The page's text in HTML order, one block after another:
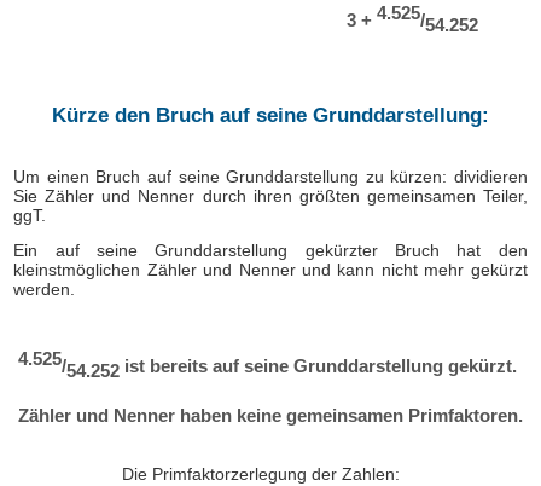
3 + 4.525/54.252
Kürze den Bruch auf seine Grunddarstellung:
Um einen Bruch auf seine Grunddarstellung zu kürzen: dividieren
Sie Zähler und Nenner durch ihren größten gemeinsamen Teiler,
ggT.
Ein auf seine Grunddarstellung gekürzter Bruch hat den
kleinstmöglichen Zähler und Nenner und kann nicht mehr gekürzt
werden.
4.525/54.252 ist bereits auf seine Grunddarstellung gekürzt.
Zähler und Nenner haben keine gemeinsamen Primfaktoren.
Die Primfaktorzerlegung der Zahlen: